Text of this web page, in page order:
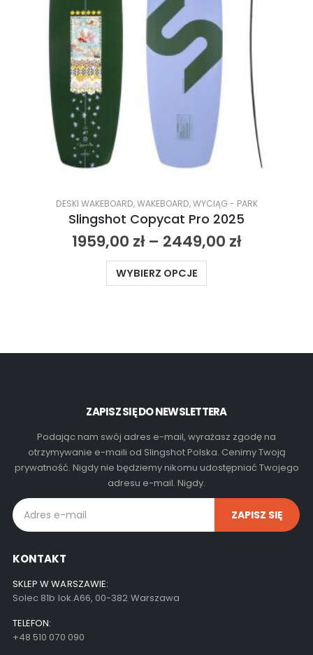
DESKI WAKEBOARD,WAKEBOARD,WYCIĄG - PARK
Slingshot Copycat Pro 2025
1959,00 zł – 2449,00 zł
WYBIERZ OPCJE
ZAPISZ SIĘ DO NEWSLETTERA
Podając nam swój adres e-mail, wyrażasz zgodę na
otrzymywanie e-maili od Slingshot Polska. Cenimy Twoją
prywatność. Nigdy nie będziemy nikomu udostępniać Twojego
adresu e-mail. Nigdy.
KONTAKT
SKLEP W WARSZAWIE:
Solec 81b lok.A66, 00-382 Warszawa
TELEFON:
+48 510 070 090